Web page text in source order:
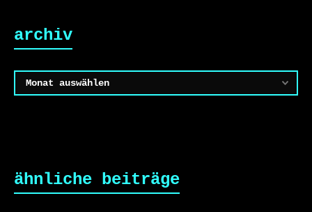
archiv
Archiv
ähnliche beiträge